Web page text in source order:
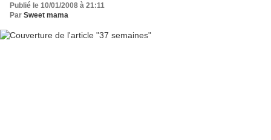
Publié le 10/01/2008 à 21:11
Par Sweet mama